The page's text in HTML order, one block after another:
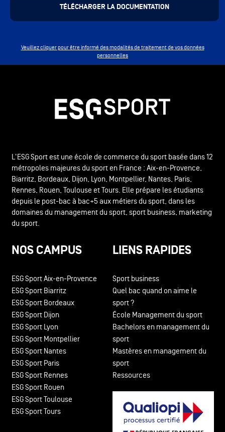
Veuillez cliquer pour être informé des modalités de traitement de vos données
personnelles
L'ESG Sport est une école de commerce du sport basée dans 12
métropoles majeures du sport en France : Aix-en-Provence,
Biarritz, Bordeaux, Dijon, Lyon, Montpellier, Nantes, Paris,
Rennes, Rouen, Toulouse et Tours. Elle prépare les étudiants
depuis le post-bac à bac+5 aux métiers du sport, dans les
domaines du management du sport, sport business, marketing
du sport.
NOS CAMPUS
ESG Sport Aix-en-Provence
ESG Sport Biarritz
ESG Sport Bordeaux
ESG Sport Dijon
ESG Sport Lyon
ESG Sport Montpellier
ESG Sport Nantes
ESG Sport Paris
ESG Sport Rennes
ESG Sport Rouen
ESG Sport Toulouse
ESG Sport Tours
LIENS RAPIDES
Sport business
Quel bac quand on aime le
sport ?
École Management du sport
Bachelors en management du
sport
Mastères en management du
sport
Ressources